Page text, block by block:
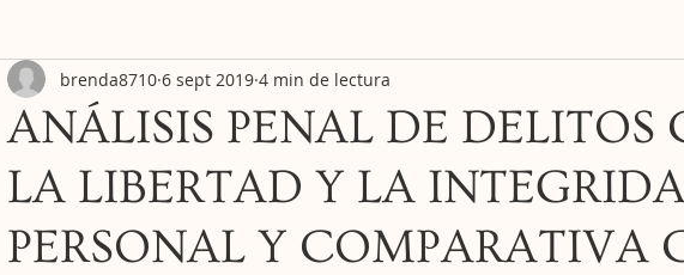
ANÁLISIS PENAL DE DELITOS
LA LIBERTAD Y LA
PERSONAL Y COMPARATIVA
brenda8710 6 sept 2019 4 min de lectura